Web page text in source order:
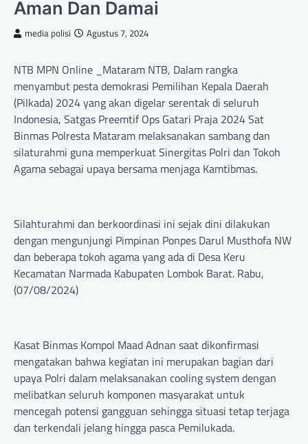
Aman Dan Damai
media polisi Agustus 7, 2024
NTB MPN Online _Mataram NTB, Dalam rangka
menyambut pesta demokrasi Pemilihan Kepala Daerah
(Pilkada) 2024 yang akan digelar serentak di seluruh
Indonesia, Satgas Preemtif Ops Gatari Praja 2024 Sat
Binmas Polresta Mataram melaksanakan sambang dan
silaturahmi guna memperkuat Sinergitas Polri dan Tokoh
Agama sebagai upaya bersama menjaga Kamtibmas.
Silahturahmi dan berkoordinasi ini sejak dini dilakukan
dengan mengunjungi Pimpinan Ponpes Darul Musthofa NW
dan beberapa tokoh agama yang ada di Desa Keru
Kecamatan Narmada Kabupaten Lombok Barat. Rabu,
(07/08/2024)
Kasat Binmas Kompol Maad Adnan saat dikonfirmasi
mengatakan bahwa kegiatan ini merupakan bagian dari
upaya Polri dalam melaksanakan cooling system dengan
melibatkan seluruh komponen masyarakat untuk
mencegah potensi gangguan sehingga situasi tetap terjaga
dan terkendali jelang hingga pasca Pemilukada.